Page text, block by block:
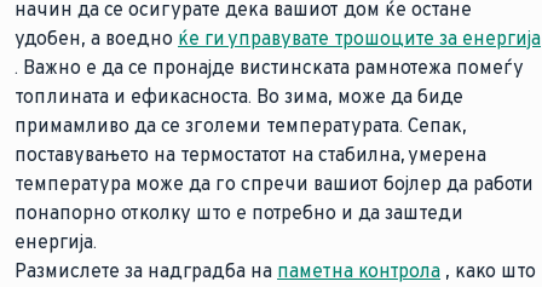
начин да се осигурате дека вашиот дом ќе остане
удобен, а воедно ќе ги управувате трошоците за енергија
. Важно е да се пронајде вистинската рамнотежа помеѓу
топлината и ефикасноста. Во зима, може да биде
примамливо да се зголеми температурата. Сепак,
поставувањето на термостатот на стабилна, умерена
температура може да го спречи вашиот бојлер да работи
понапорно отколку што е потребно и да заштеди
енергија.
Размислете за надградба на паметна контрола , како што